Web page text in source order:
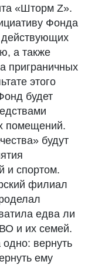
«Шторм Z».
Фонда
действующих
а также
приграничных
этого
будет
помещений.
будут
и спортом.
филиал
едва ли
и их семей.
вернуть
ему